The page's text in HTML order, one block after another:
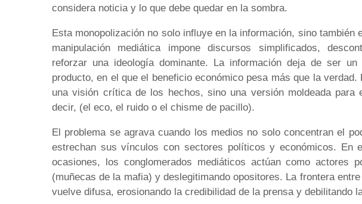
considera noticia y lo que debe quedar en la sombra.
Esta monopolización no solo influye en la información, sino también
manipulación mediática impone discursos simplificados,
reforzar una ideología dominante. La información deja de ser
producto, en el que el beneficio económico pesa más que la
una visión crítica de los hechos, sino una versión moldeada para
decir, (el eco, el ruido o el chisme de pacillo).
El problema se agrava cuando los medios no solo concentran el
estrechan sus vínculos con sectores políticos y económicos. En
ocasiones, los conglomerados mediáticos actúan como actores
(muñecas de la mafia) y deslegitimando opositores. La frontera
vuelve difusa, erosionando la credibilidad de la prensa y debilitando